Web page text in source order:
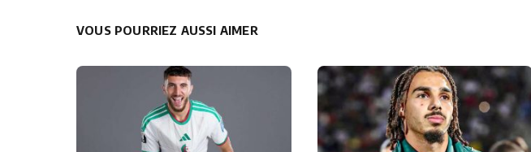
VOUS POURRIEZ AUSSI AIMER